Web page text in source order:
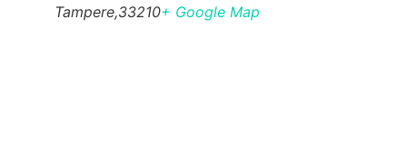
Tampere,33210+ Google Map